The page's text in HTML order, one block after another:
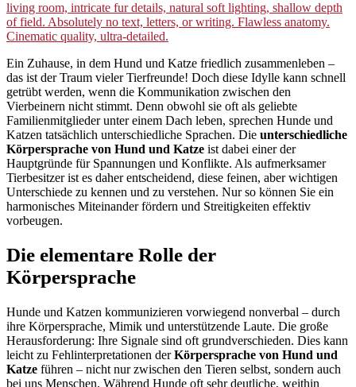
Ein Zuhause, in dem Hund und Katze friedlich zusammenleben –
das ist der Traum vieler Tierfreunde! Doch diese Idylle kann schnell
getrübt werden, wenn die Kommunikation zwischen den
Vierbeinern nicht stimmt. Denn obwohl sie oft als geliebte
Familienmitglieder unter einem Dach leben, sprechen Hunde und
Katzen tatsächlich unterschiedliche Sprachen. Die unterschiedliche
Körpersprache von Hund und Katze ist dabei einer der
Hauptgründe für Spannungen und Konflikte. Als aufmerksamer
Tierbesitzer ist es daher entscheidend, diese feinen, aber wichtigen
Unterschiede zu kennen und zu verstehen. Nur so können Sie ein
harmonisches Miteinander fördern und Streitigkeiten effektiv
vorbeugen.
Die elementare Rolle der
Körpersprache
Hunde und Katzen kommunizieren vorwiegend nonverbal – durch
ihre Körpersprache, Mimik und unterstützende Laute. Die große
Herausforderung: Ihre Signale sind oft grundverschieden. Dies kann
leicht zu Fehlinterpretationen derKörpersprache von Hund und
Katze führen – nicht nur zwischen den Tieren selbst, sondern auch
bei uns Menschen. Während Hunde oft sehr deutliche, weithin